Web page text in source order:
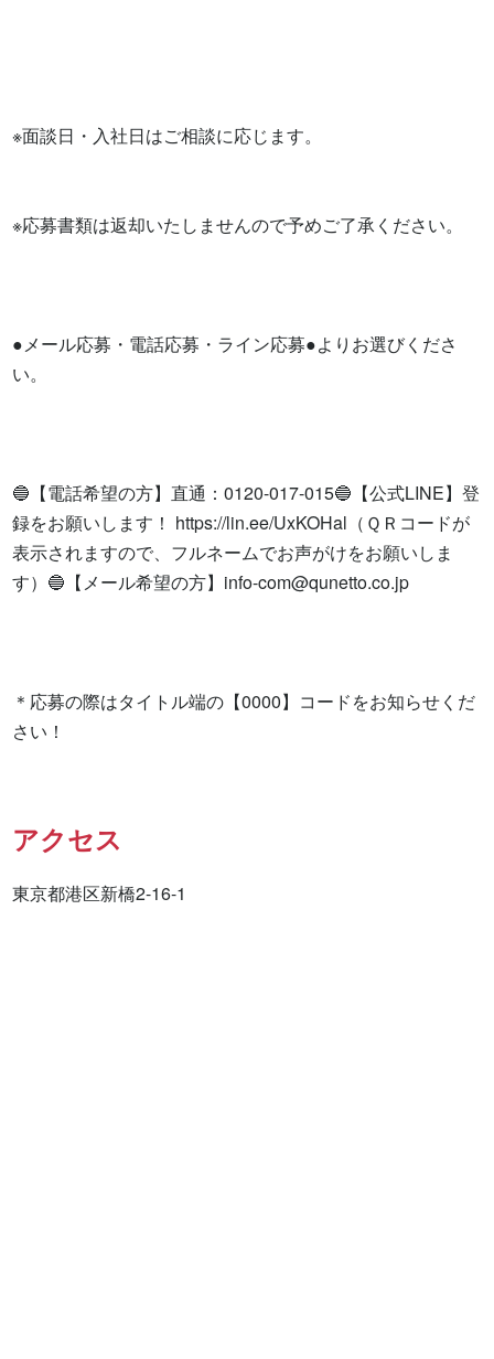
※面談日・入社日はご相談に応じます。
※応募書類は返却いたしませんので予めご了承ください。
●メール応募・電話応募・ライン応募●よりお選びくださ
い。
🔵【電話希望の方】直通：0120-017-015🔵【公式LINE】登
録をお願いします！ https://lin.ee/UxKOHal（ＱＲコードが
表示されますので、フルネームでお声がけをお願いしま
す）🔵【メール希望の方】 info-com@qunetto.co.jp
＊応募の際はタイトル端の【0000】コードをお知らせくだ
さい！
アクセス
東京都港区新橋2-16-1